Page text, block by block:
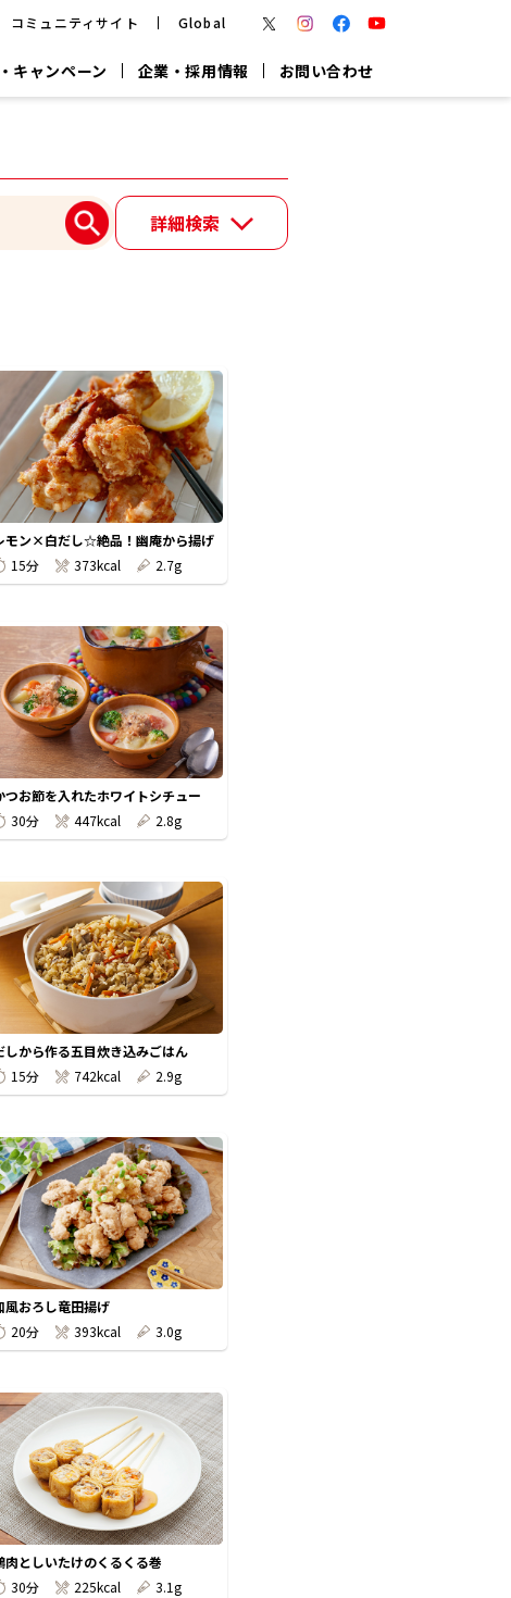
コミュニティサイト Global
キャンペーン 企業・採用情報 お問い合わせ
だし粉
だし 専用調味料 鍋つゆ
ヤマキの
割烹白だし
ブリターン制
詳細検索
モン×白だし☆絶品！幽庵から揚げ
15分
373kcal 2.7g
つお節を入れたホワイトシチュー
30分
447kcal 2.8g
しから作る五目炊き込みごはん
15分
742kcal 2.9g
風おろし竜田揚げ
20分
393kcal 3.0g
肉としいたけのくるくる巻
30分
225kcal 3.1g